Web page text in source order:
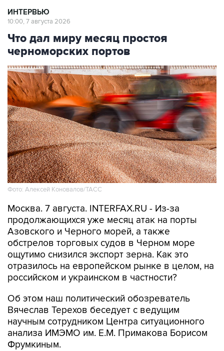
ИНТЕРВЬЮ
10:00, 7 августа 2026
Что дал миру месяц простоя
черноморских портов
Фото: Алексей Коновалов/ТАСС
Москва. 7 августа. INTERFAX.RU - Из-за
продолжающихся уже месяц атак на порты
Азовского и Черного морей, а также
обстрелов торговых судов в Черном море
ощутимо снизился экспорт зерна. Как это
отразилось на европейском рынке в целом, на
российском и украинском в частности?
Об этом наш политический обозреватель
Вячеслав Терехов беседует с ведущим
научным сотрудником Центра ситуационного
анализа ИМЭМО им. Е.М. Примакова Борисом
Фрумкиным.